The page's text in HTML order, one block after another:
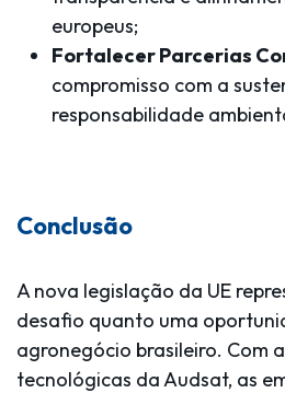
europeus;
Fortalecer Parcerias
compromisso com a
responsabilidade
Conclusão
A nova legislação da UE
desafio quanto uma
agronegócio brasileiro. Com
tecnológicas da Audsat, as